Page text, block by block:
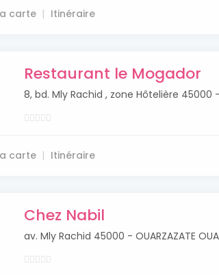
carte Itinéraire
Restaurant le Mogador
8, bd. Mly Rachid , zone Hôtelière 45000 -
carte Itinéraire
Chez Nabil
av. Mly Rachid 45000 - OUARZAZATE